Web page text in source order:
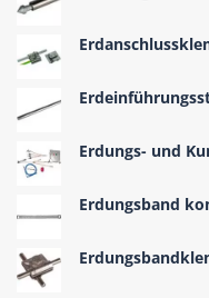
Erdungs- und
Erdungsband